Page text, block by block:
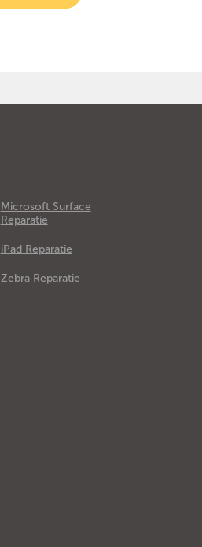
Microsoft Surface
Reparatie
iPad Reparatie
Zebra Reparatie